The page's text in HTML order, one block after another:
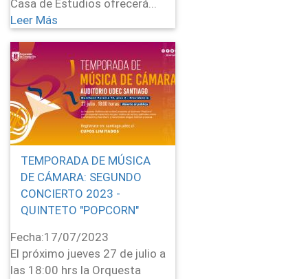
Casa de Estudios ofrecerá...
Leer Más
TEMPORADA DE MÚSICA
DE CÁMARA: SEGUNDO
CONCIERTO 2023 -
QUINTETO "POPCORN"
Fecha:17/07/2023
El próximo jueves 27 de julio a
las 18:00 hrs la Orquesta